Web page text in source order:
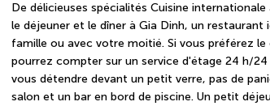
De délicieuses spécialités Cuisine
le déjeuner et le dîner à Gia Dinh, un restaurant
famille ou avec votre moitié. Si vous préférez
pourrez compter sur un service d'étage 24 h/24
vous détendre devant un petit verre, pas de
salon et un bar en bord de piscine. Un petit